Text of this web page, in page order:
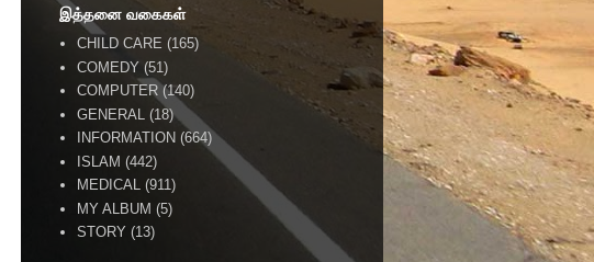
இத்தனை வகைகள்
CHILD CARE (165)
COMEDY (51)
COMPUTER (140)
GENERAL (18)
INFORMATION (664)
ISLAM (442)
MEDICAL (911)
MY ALBUM (5)
STORY (13)